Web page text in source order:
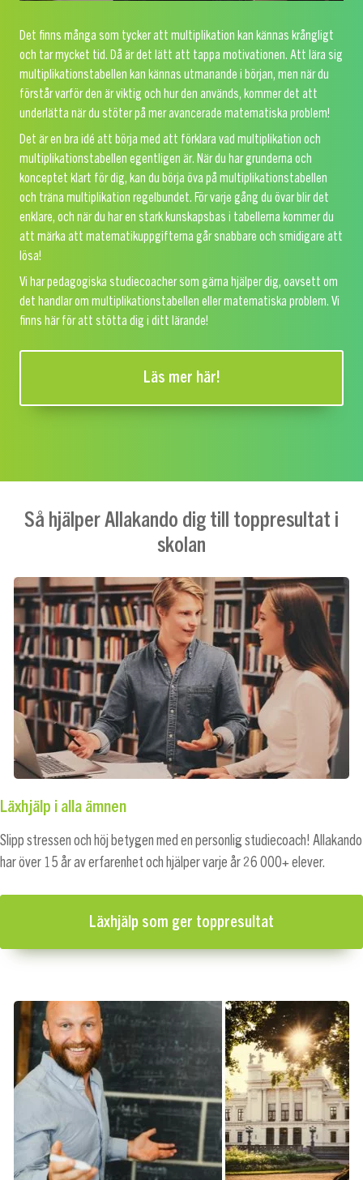
Det finns många som tycker att multiplikation kan kännas krångligt
och tar mycket tid. Då är det lätt att tappa motivationen. Att lära sig
multiplikationstabellen kan kännas utmanande i början, men när du
förstår varför den är viktig och hur den används, kommer det att
underlätta när du stöter på mer avancerade matematiska problem!
Det är en bra idé att börja med att förklara vad multiplikation och
multiplikationstabellen egentligen är. När du har grunderna och
konceptet klart för dig, kan du börja öva på multiplikationstabellen
och träna multiplikation regelbundet. För varje gång du övar blir det
enklare, och när du har en stark kunskapsbas i tabellerna kommer du
att märka att matematikuppgifterna går snabbare och smidigare att
lösa!
Vi har pedagogiska studiecoacher som gärna hjälper dig, oavsett om
det handlar om multiplikationstabellen eller matematiska problem. Vi
finns här för att stötta dig i ditt lärande!
Läs mer här!
Så hjälper Allakando dig till toppresultat i
skolan
Läxhjälp i alla ämnen
Slipp stressen och höj betygen med en personlig studiecoach! Allakando
har över 15 år av erfarenhet och hjälper varje år 26 000+ elever.
Läxhjälp som ger toppresultat